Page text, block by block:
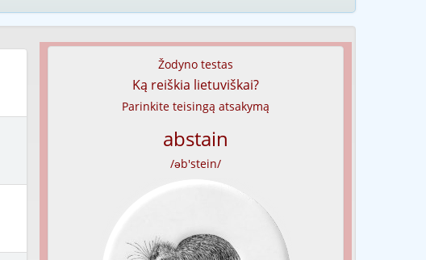
Žodyno testas
Ką reiškia lietuviškai?
Parinkite teisingą atsakymą
abstain
/əb'stein/